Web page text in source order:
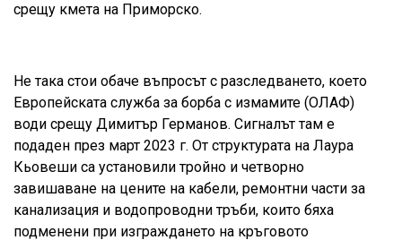
срещу кмета на Приморско.
Не така стои обаче въпросът с разследването, което
Европейската служба за борба с измамите (ОЛАФ)
води срещу Димитър Германов. Сигналът там е
подаден през март 2023 г. От структурата на Лаура
Кьовеши са установили тройно и четворно
завишаване на цените на кабели, ремонтни части за
канализация и водопроводни тръби, които бяха
подменени при изграждането на кръговото